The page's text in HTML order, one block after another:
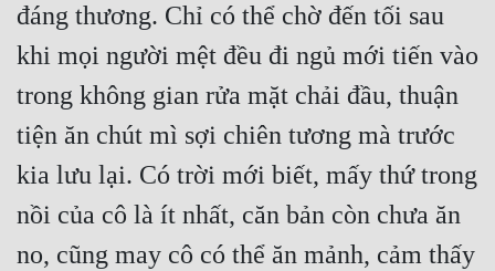
đáng thương. Chỉ có thể chờ đến tối sau
khi mọi người mệt đều đi ngủ mới tiến vào
trong không gian rửa mặt chải đầu, thuận
tiện ăn chút mì sợi chiên tương mà trước
kia lưu lại. Có trời mới biết, mấy thứ trong
nồi của cô là ít nhất, căn bản còn chưa ăn
no, cũng may cô có thể ăn mảnh, cảm thấy